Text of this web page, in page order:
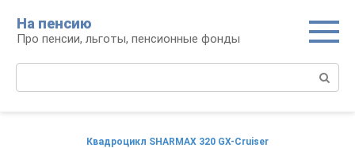
контенту
На пенсию
Про пенсии, льготы, пенсионные фонды
Квадроцикл SHARMAX 320 GX-Cruiser